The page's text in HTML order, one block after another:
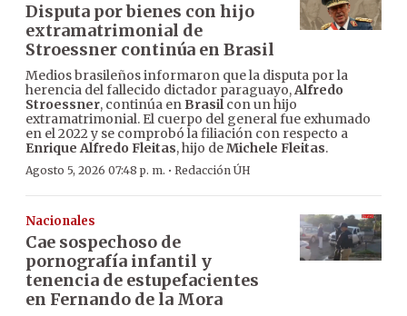
Disputa por bienes con hijo
extramatrimonial de
Stroessner continúa en Brasil
Medios brasileños informaron que la disputa por la
herencia del fallecido dictador paraguayo,Alfredo
Stroessner, continúa en Brasilcon un hijo
extramatrimonial. El cuerpo del general fue exhumado
en el 2022 y se comprobó la filiación con respecto a
Enrique Alfredo Fleitas, hijo deMichele Fleitas.
Agosto 5, 2026 07:48 p. m. · Redacción ÚH
Nacionales
Cae sospechoso de
pornografía infantil y
tenencia de estupefacientes
en Fernando de la Mora